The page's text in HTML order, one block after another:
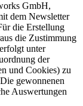
GmbH,
dem Newsletter
die Erstellung
die Zustimmung
unter
der
und Cookies) zu
gewonnenen
Auswertungen